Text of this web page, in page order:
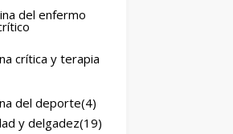
del enfermo
crítica y terapia
del deporte(4)
y delgadez(19)